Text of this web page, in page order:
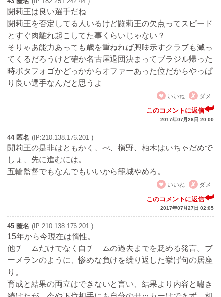
闘莉王は良い選手だね
闘莉王を否定してる人いるけど闘莉王の欠点ってスピード
とすぐ肉離れ起こしてた事くらいじゃない？
そりゃあ能力あっても歳を重ねれば興味示すクラブも減っ
てくるだろうけど確か名古屋退団決まってブラジル帰った
時ボタフォゴかどっかからオファーあった位だからやっぱ
り良い選手なんだと思うよ
いいね
ダメ
このコメントに返信
2017年07月26日 20:00
44 匿名 (IP:210.138.176.201 )
闘莉王の是非はともかく、ぺ、槇野、柏木はいちゃだめで
しょ、先に進むには。
五輪監督でもなんでもいいから籠城やめろ。
いいね
ダメ
このコメントに返信
2017年07月27日 02:05
45 匿名 (IP:210.138.176.201 )
15年から今現在は惰性。
他チームだけでなく自チームの過去までを貶める発言。ブ
ーメランのように、惨めな負けを繰り返した挙げ句の居座
り。
育成と結果の両立はできないと言い、結果より内容と嘯き